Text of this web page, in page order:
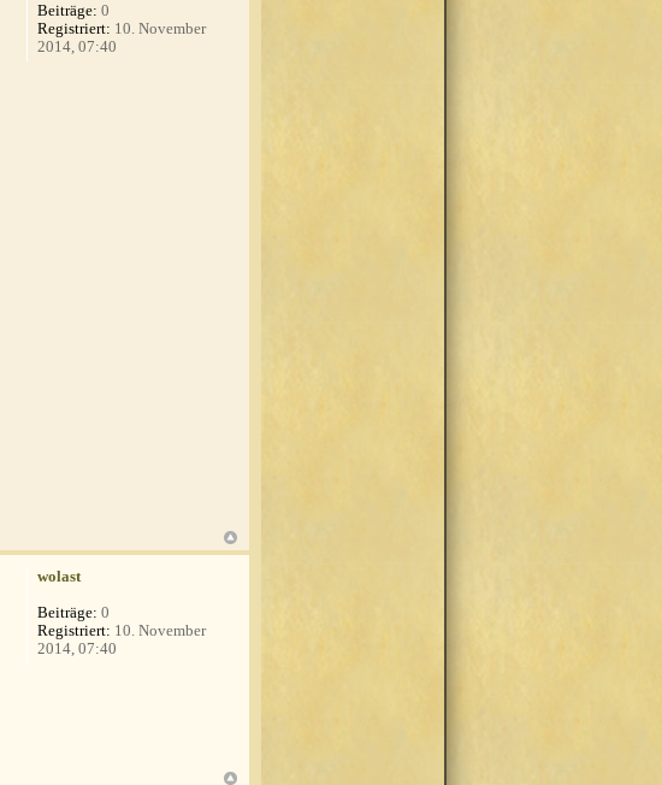
Beiträge: 0
Registriert: 10. November
2014, 07:40
wolast
Beiträge: 0
Registriert: 10. November
2014, 07:40